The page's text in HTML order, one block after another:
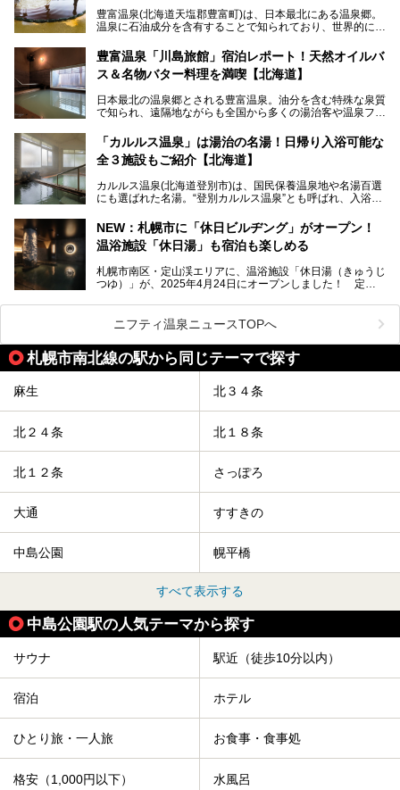
で、ぜひお試しください。※6月13日配布開始、なくなり次
第終了
───
提供元：株式会社バルクオム【PR】
この記事は株式会社バルクオム商品のPR記事です。
豊富温泉(北海道天塩郡豊富町)は、日本最北にある温泉郷。
温泉に石油成分を含有することで知られており、世界的にも
に特効があると言われ、遠隔地ながらも全国から湯治・療養
目的で多くの人々が訪れます。
地体験し、独自の視点で豊富温泉の“天然オイルバス”をレポ
ート。温泉地概要や日帰り入浴施設をはじめ、宿泊施設・ア
豊富温泉「川島旅館」宿泊レポート！天然オイルバ
ス＆名物バター料理を満喫【北海道】
日本最北の温泉郷とされる豊富温泉。油分を含む特殊な泉質
で知られ、遠隔地ながらも全国から多くの湯治客や温泉ファ
「川島旅館」は、豊富温泉の開湯当初から営業する老舗旅
館。とりわけ温泉の良さと名物のバター料理に定評があり、
の温泉や料理をはじめ、パブリックスペース・客室など宿の
全貌を徹底的にご紹介します！
「カルルス温泉」は湯治の名湯！日帰り入浴可能な
全３施設もご紹介【北海道】
カルルス温泉(北海道登別市)は、国民保養温泉地や名湯百選
にも選ばれた名湯。“登別カルルス温泉”とも呼ばれ、入浴剤
豊かな登別温泉とは対照的な存在で、今も湯治場的な要素が
残る閑静な温泉地です。
地体験し、カルルス温泉をご紹介。温泉地の概要や泉質解説
をはじめ、日帰り入浴可能な全３施設の紹介・周辺観光・ア
NEW：札幌市に「休日ビルヂング」がオープン！
温浴施設「休日湯」も宿泊も楽しめる
札幌市南区・定山渓エリアに、温浴施設「休日湯（きゅうじ
つゆ）」が、2025年4月24日にオープンしました！ 定山
この施設は、温泉・サウナの「休日湯」・ラウンジの「THE
LOUNGE DAYOF」・グルメ「休日洋麺店」・ホテル「エク
スクラメーションホテル」で構成された、まさに大人の癒し
空間。
今回は、そんな「休日ビルヂング」の魅力を5つのポイント
ニフティ温泉ニュースTOPへ
札幌市南北線の駅から同じテーマで探す
麻生 北３４条
北２４条 北１８条
北１２条 さっぽろ
大通 すすきの
中島公園 幌平橋
すべて表示する
中島公園駅の人気テーマから探す
サウナ 駅近（徒歩10分以内）
宿泊 ホテル
ひとり旅・一人旅 お食事・食事処
格安（1,000円以下） 水風呂